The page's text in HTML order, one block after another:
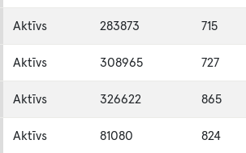
Aktīvs 283873 715
Aktīvs 308965 727
Aktīvs 326622 865
Aktīvs 81080 824